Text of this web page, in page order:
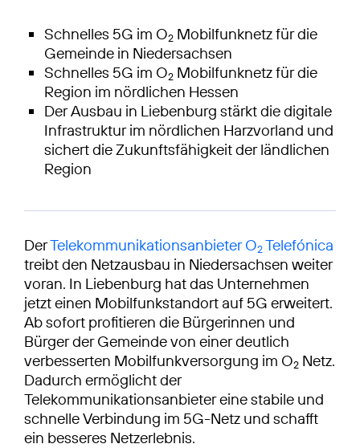
Schnelles 5G im O2 Mobilfunknetz für die
Gemeinde in Niedersachsen
Schnelles 5G im O2 Mobilfunknetz für die
Region im nördlichen Hessen
Der Ausbau in Liebenburg stärkt die digitale
Infrastruktur im nördlichen Harzvorland und
sichert die Zukunftsfähigkeit der ländlichen
Region
DerTelekommunikationsanbieter O2Telefónica
treibt den Netzausbau in Niedersachsen weiter
voran. In Liebenburg hat das Unternehmen
jetzt einen Mobilfunkstandort auf 5G erweitert.
Ab sofort profitieren die Bürgerinnen und
Bürger der Gemeinde von einer deutlich
verbesserten Mobilfunkversorgung im O2 Netz.
Dadurch ermöglicht der
Telekommunikationsanbieter eine stabile und
schnelle Verbindung im 5G-Netz und schafft
ein besseres Netzerlebnis.